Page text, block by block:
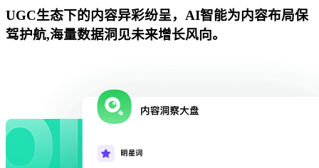
UGC生态下的内容异彩纷呈，AI智能为内容布局保
驾护航,海量数据洞见未来增长风向。